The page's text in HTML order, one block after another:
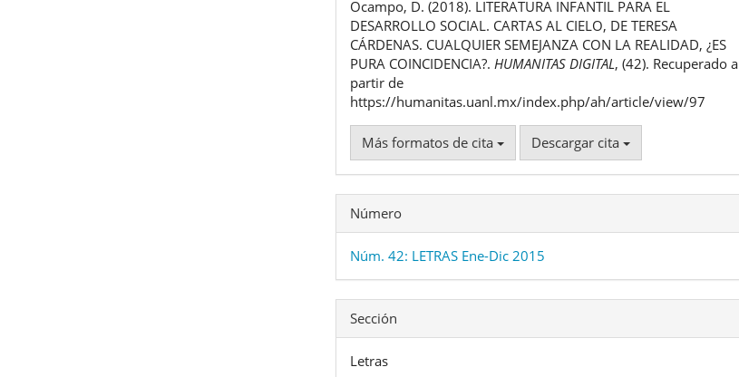
artículo
Ocampo, D. (2018). LITERATURA INFANTIL PARA EL
DESARROLLO SOCIAL. CARTAS AL CIELO, DE TERESA
CÁRDENAS. CUALQUIER SEMEJANZA CON LA REALIDAD, ¿ES
PURA COINCIDENCIA?. HUMANITAS DIGITAL, (42). Recuperado a
partir de
https://humanitas.uanl.mx/index.php/ah/article/view/97
Más formatos de cita Descargar cita
Número
Núm. 42: LETRAS Ene-Dic 2015
Sección
Letras